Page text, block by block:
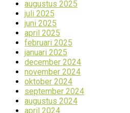
augustus 2025
juli 2025
juni 2025
april 2025
februari 2025
januari 2025
december 2024
november 2024
oktober 2024
september 2024
augustus 2024
april 2024